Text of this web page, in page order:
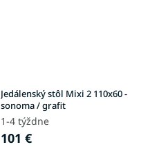
Jedálenský stôl Mixi 2 110x60 -
sonoma / grafit
1-4 týždne
101 €